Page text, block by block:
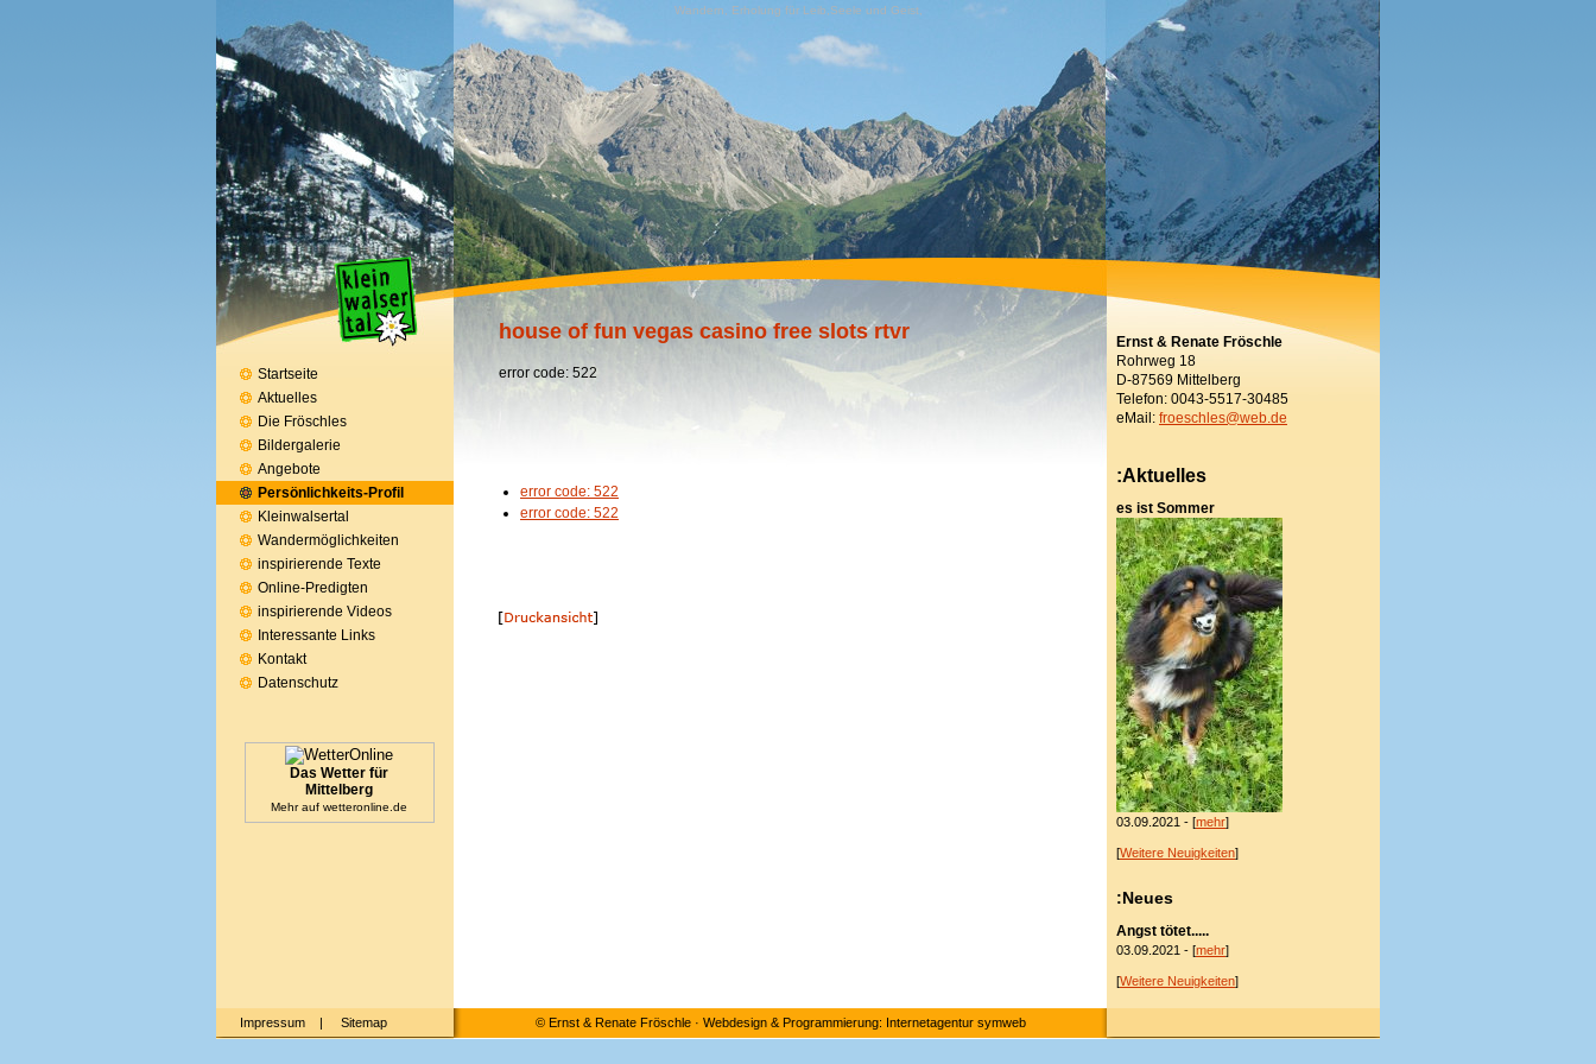
Wandern, Erholung für Leib,Seele und Geist,
house of fun vegas casino free slots rtvr
error code: 522
error code: 522
error code: 522
Startseite
Aktuelles
Die Fröschles
Bildergalerie
Angebote
Persönlichkeits-Profil
Kleinwalsertal
Wandermöglichkeiten
inspirierende Texte
Online-Predigten
inspirierende Videos
Interessante Links
Kontakt
Datenschutz
Das Wetter für
Mittelberg
Mehr auf wetteronline.de
Ernst & Renate Fröschle
Rohrweg 18
D-87569 Mittelberg
Telefon: 0043-5517-30485
eMail: froeschles@web.de
:Aktuelles
es ist Sommer
03.09.2021 - [mehr]
[Weitere Neuigkeiten]
:Neues
Angst tötet.....
03.09.2021 - [mehr]
[Weitere Neuigkeiten]
Impressum | Sitemap © Ernst & Renate Fröschle· Webdesign & Programmierung: Internetagentur symweb